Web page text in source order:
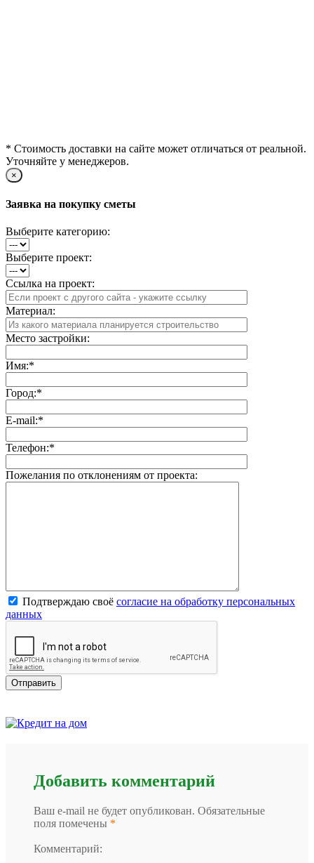
* Стоимость доставки на сайте может отличаться от реальной.
Уточняйте у менеджеров.
×
Заявка на покупку сметы
Выберите категорию:
Выберите проект:
Ссылка на проект:
Материал:
Место застройки:
Имя:*
Город:*
E-mail:*
Телефон:*
Пожелания по отклонениям от проекта:
Подтверждаю своё согласие на обработку персональных
данных
Добавить комментарий
Ваш e-mail не будет опубликован. Обязательные
поля помечены *
Комментарий: